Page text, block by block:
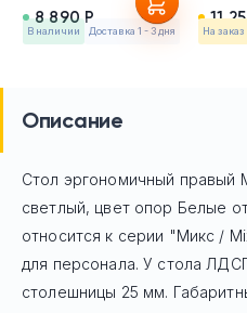
8 890 Р
в наличии Доставка 1 - 3 дня
11
На заказ
Описание
Стол эргономичный правый
светлый, цвет опор Белые
относится к серии "Микс /
для персонала. У стола
столешницы 25 мм.